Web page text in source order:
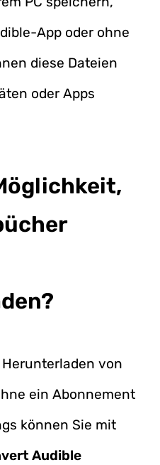
App oder ohne
diese Dateien
oder Apps
von
ein Abonnement
können Sie mit
Audible